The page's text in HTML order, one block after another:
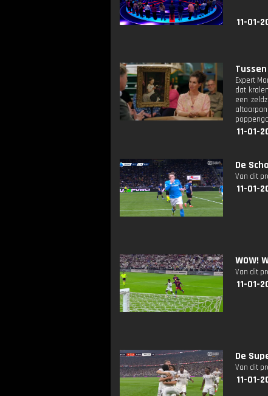
11-01-
Expert
dat
een
11-01-
De
Van dit
11-01-
WOW!
Van dit
11-01-
De
Van dit
11-01-